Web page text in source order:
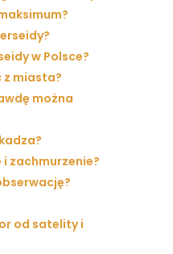
w Polsce?
z miasta?
można
zachmurzenie?
od satelity i